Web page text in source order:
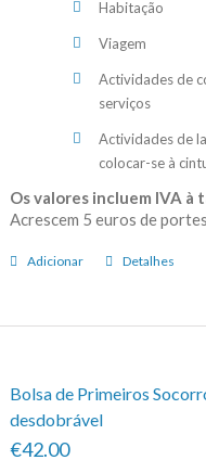
Habitação
Viagem
Actividades de
serviços
Actividades de
colocar-se à
Os valores incluem IVA à
Acrescem 5 euros de
Adicionar Detalhes
Bolsa de Primeiros
desdobrável
€42.00